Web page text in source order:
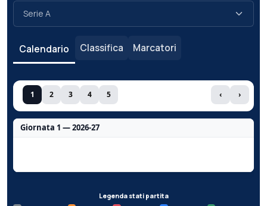
Calendario Classifica Marcatori
1 2 3 4 5 ‹ ›
Giornata 1 — 2026-27
Legenda stati partita